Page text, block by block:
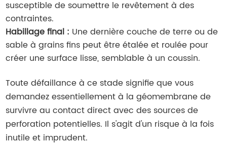
susceptible de soumettre le revêtement à des
contraintes.
Habillage final : Une dernière couche de terre ou de
sable à grains fins peut être étalée et roulée pour
créer une surface lisse, semblable à un coussin.
Toute défaillance à ce stade signifie que vous
demandez essentiellement à la géomembrane de
survivre au contact direct avec des sources de
perforation potentielles. Il s'agit d'un risque à la fois
inutile et imprudent.